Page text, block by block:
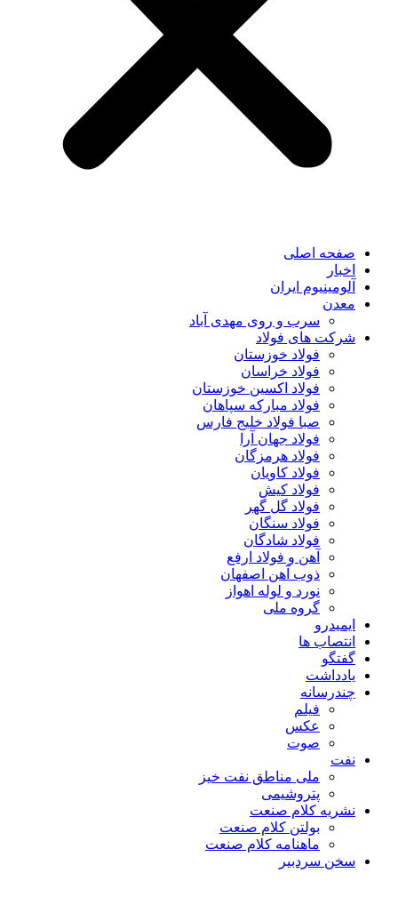
صفحه اصلی
اخبار
آلومینیوم ایران
معدن
سرب و روی مهدی آباد
شرکت های فولاد
فولاد خوزستان
فولاد خراسان
فولاد اکسین خوزستان
فولاد مبارکه سپاهان
صبا فولاد خلیج فارس
فولاد جهان آرا
فولاد هرمزگان
فولاد کاویان
فولاد کیش
فولاد گل گهر
فولاد سنگان
فولاد شادگان
آهن و فولاد ارفع
ذوب آهن اصفهان
نورد و لوله اهواز
گروه ملی
ایمیدرو
انتصاب ها
گفتگو
یادداشت
چندرسانه
فیلم
عکس
صوت
نفت
ملی مناطق نفت خیز
پتروشیمی
نشریه کلام صنعت
بولتن کلام صنعت
ماهنامه کلام صنعت
سخن سردبیر